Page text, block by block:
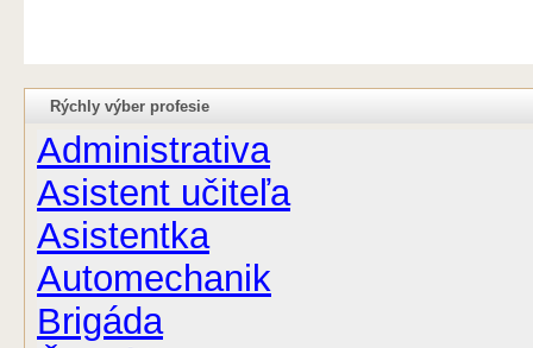
Rýchly výber profesie
Administrativa
Asistent učiteľa
Asistentka
Automechanik
Brigáda